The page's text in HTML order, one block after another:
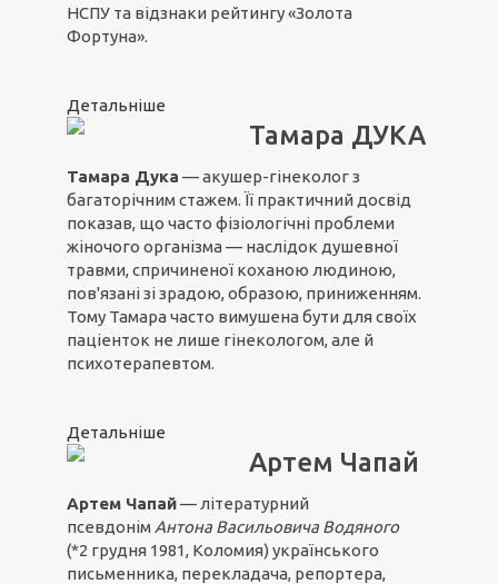
НСПУ та відзнаки рейтингу «Золота
Фортуна».
Детальніше
Тамара ДУКА
Тамара Дука — акушер-гінеколог з
багаторічним стажем. Її практичний досвід
показав, що часто фізіологічні проблеми
жіночого організма — наслідок душевної
травми, спричиненої коханою людиною,
пов'язані зі зрадою, образою, приниженням.
Тому Тамара часто вимушена бути для своїх
паціенток не лише гінекологом, але й
психотерапевтом.
Детальніше
Артем Чапай
Артем Чапай— літературний
псевдонім Антона Васильовича Водяного
(*2 грудня 1981, Коломия) українського
письменника, перекладача, репортера,